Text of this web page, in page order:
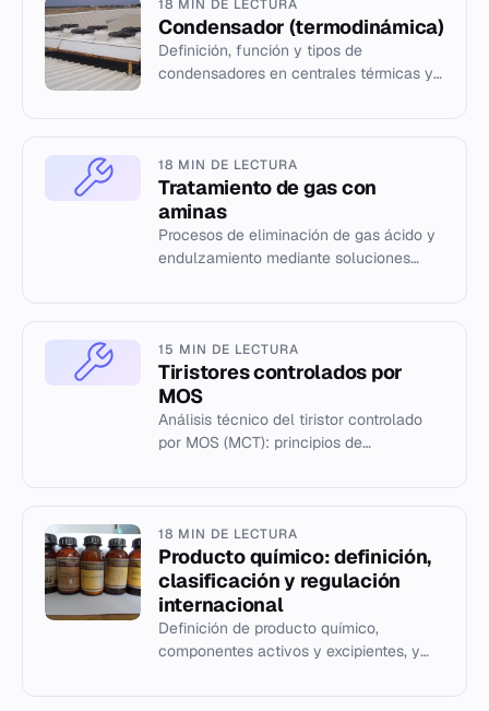
18 MIN DE LECTURA
Condensador (termodinámica)
Definición, función y tipos de
condensadores en centrales térmicas y
18 MIN DE LECTURA
Tratamiento de gas con
aminas
Procesos de eliminación de gas ácido y
endulzamiento mediante soluciones
15 MIN DE LECTURA
Tiristores controlados por
MOS
Análisis técnico del tiristor controlado
por MOS (MCT): principios de
18 MIN DE LECTURA
Producto químico: definición,
clasificación y regulación
internacional
Definición de producto químico,
componentes activos y excipientes, y